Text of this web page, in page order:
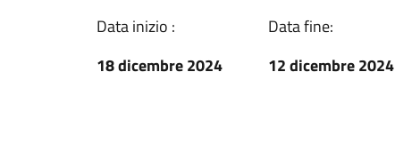
Data inizio :
18 dicembre 2024
Data fine:
12 dicembre 2024